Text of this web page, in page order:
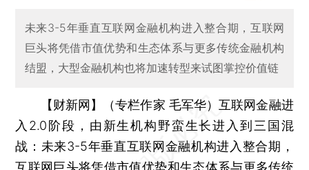
未来3-5年垂直互联网金融机构进入整合期，互联网
巨头将凭借市值优势和生态体系与更多传统金融机构
结盟，大型金融机构也将加速转型来试图掌控价值链
【财新网】（专栏作家 毛军华）互联网金融进
入2.0阶段，由新生机构野蛮生长进入到三国混
战：未来3-5年垂直互联网金融机构进入整合期，
互联网巨头将凭借市值优势和生态体系与更多传统